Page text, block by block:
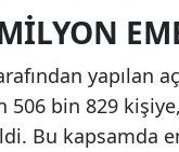
yapılan
506 bin 829
Bu kapsamda